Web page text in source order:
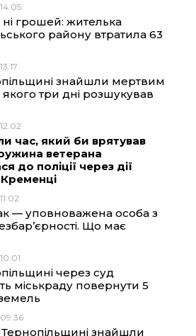
ні грошей: жителька
району втратила 63
знайшли мертвим
якого три дні розшукував
час, який би врятував
ветерана
до поліції через дії
Кременці
— уповноважена особа з
Що має
через суд
міськраду повернути 5
Тернопільщині знайшли